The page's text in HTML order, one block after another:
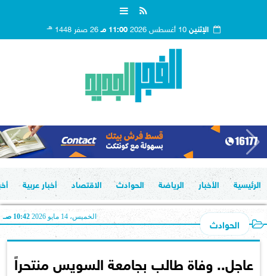
الإثنين10 أغسطس 2026 11:00 مـ 26 صفر 1448 هـ
الرئيسية الأخبار الرياضة الحوادث الاقتصاد أخبار عربية
الحوادث الخميس، 14 مايو 2026 10:42 صـ
عاجل.. وفاة طالب بجامعة السويس منتحراً